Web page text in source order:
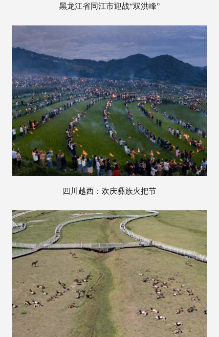
黑龙江省同江市迎战“双洪峰”
四川越西：欢庆彝族火把节